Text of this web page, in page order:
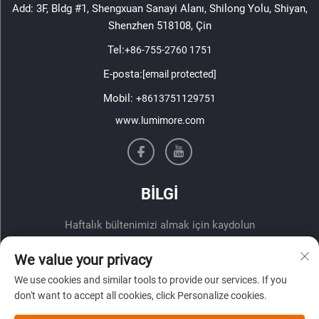
Add: 3F, Bldg #1, Shengxuan Sanayi Alanı, Shilong Yolu, Shiyan,
Shenzhen 518108, Çin
Tel:+86-755-2760 1751
E-posta:[email protected]
Mobil: +8613751129751
www.lumimore.com
BİLGİ
Haftalık bültenimizi almak için kaydolun
We value your privacy
We use cookies and similar tools to provide our services. If you
don't want to accept all cookies, click Personalize cookies.